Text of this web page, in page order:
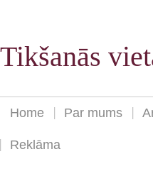
Tikšanās
Home Par mums
Reklāma